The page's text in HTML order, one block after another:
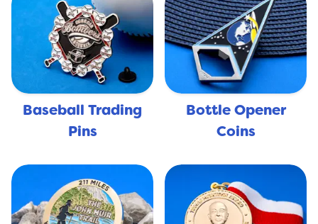
Baseball Trading
Pins
Bottle Opener
Coins